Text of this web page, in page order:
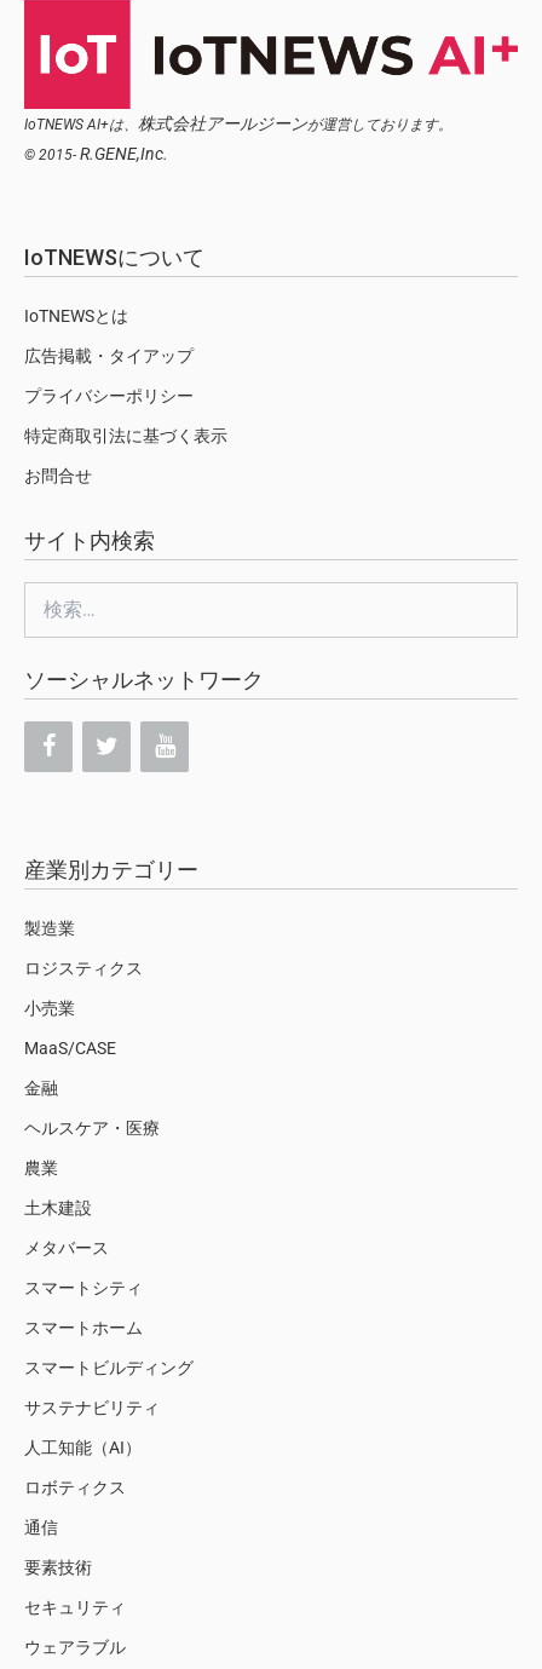
IoTNEWS AI+は、 株式会社アールジーンが運営しております。
© 2015- R.GENE,Inc.
IoTNEWSについて
IoTNEWSとは
広告掲載・タイアップ
プライバシーポリシー
特定商取引法に基づく表示
お問合せ
サイト内検索
索:
ソーシャルネットワーク
産業別カテゴリー
製造業
ロジスティクス
小売業
MaaS/CASE
金融
ヘルスケア・医療
農業
土木建設
メタバース
スマートシティ
スマートホーム
スマートビルディング
サステナビリティ
人工知能（AI）
ロボティクス
通信
要素技術
セキュリティ
ウェアラブル